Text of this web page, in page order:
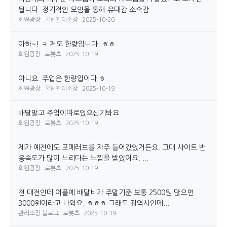
됩니다. 정기적인 모임을 통해 유대감 소속감...
회원광장 꿀팁관리소장 2025-10-20
아하~! ㅋ 저도 한량입니다. ㅎㅎ
회원광장 로봇츠 2025-10-19
아니요. 주업은 한량입이다 ㅎ
회원광장 꿀팁관리소장 2025-10-19
배달말고 주업이따로있으신기봐요
회원광장 로봇츠 2025-10-19
제가 예전에도 포메러브를 자주 들어갔었거든요. 그때 사이트 반
응속도가 많이 느리다는 느낌을 받았어요. ...
회원광장 로봇츠 2025-10-19
전 대전인데 어플에 배달비가 주말기준 보통 2500원 많으면
3000원이라고 나와요. ㅎㅎㅎ 그래도 광역시인데...
관리소장 블로그 로봇츠 2025-10-19